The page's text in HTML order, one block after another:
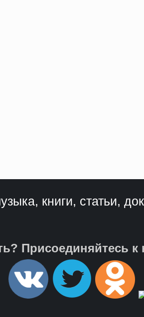
книги, статьи,
Присоединяйтесь к